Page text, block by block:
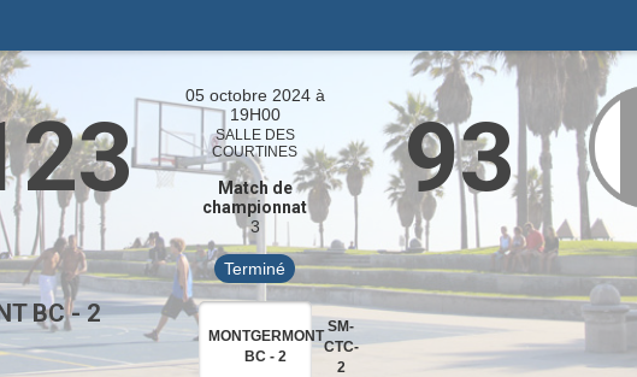
05 octobre 2024 à
19H00
SALLE DES
COURTINES
Match de
championnat
3
Terminé
93
BC - 2
MONTGERMONT
BC - 2
SM-
CTC-
2